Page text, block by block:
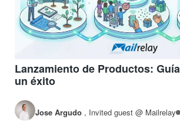
Lanzamiento de Productos:
un éxito
Jose Argudo , Invited guest @ Mailrelay